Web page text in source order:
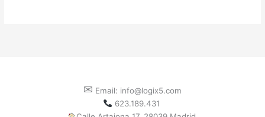
✉ Email: info@logix5.com
623.189.431